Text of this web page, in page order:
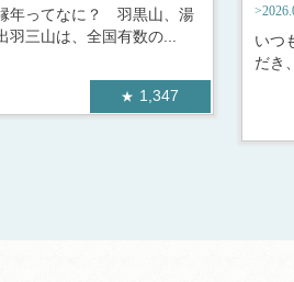
年ってなに？ 羽黒山、湯
羽三山は、全国有数の...
1,347
いつ
だき